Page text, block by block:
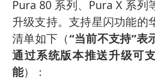
Pura 80 系列、Pura X 系列
升级支持。支持星闪功能的
清单如下（“当前不支持”表
通过系统版本推送升级可
能）：